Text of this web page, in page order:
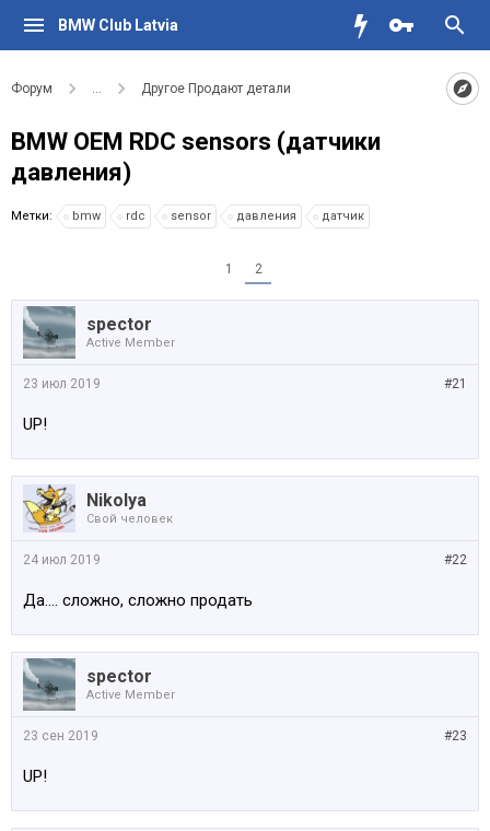
BMW Club Latvia
Форум ... Другое Продают детали
BMW OEM RDC sensors (датчики
давления)
Метки: bmw rdc sensor давления датчик
1 2
spector
Active Member
#21
23 июл 2019
UP!
Nikolya
Свой человек
#22
24 июл 2019
Да.... сложно, сложно продать
spector
Active Member
#23
23 сен 2019
UP!